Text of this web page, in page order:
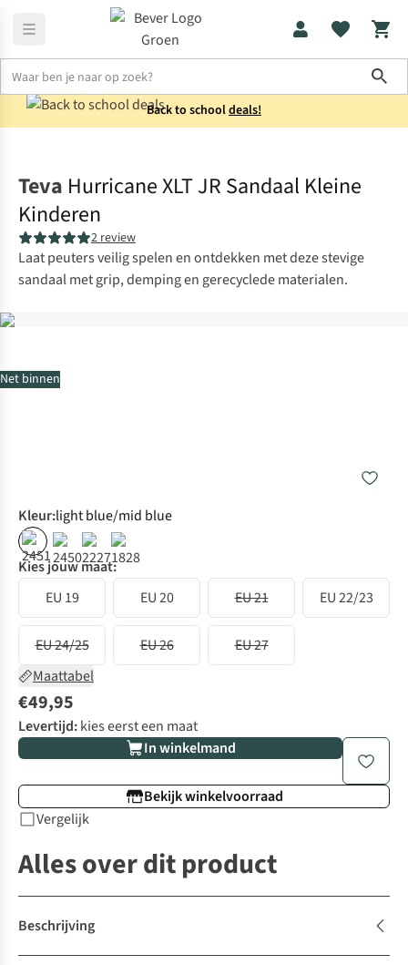
Back to schooldeals!
Net binnen
Teva Hurricane XLT JR Sandaal Kleine
Kinderen
2 review
Laat peuters veilig spelen en ontdekken met deze stevige
sandaal met grip, demping en gerecyclede materialen.
Kleur:light blue/mid blue
Kies jouw maat:
EU 19
EU 20 EU 21 EU 22/23
EU 24/25 EU 26
EU 27
Maattabel
€49,95
Levertijd:kies eerst een maat
In winkelmand
Bekijk winkelvoorraad
Vergelijk
Alles over dit product
Beschrijving